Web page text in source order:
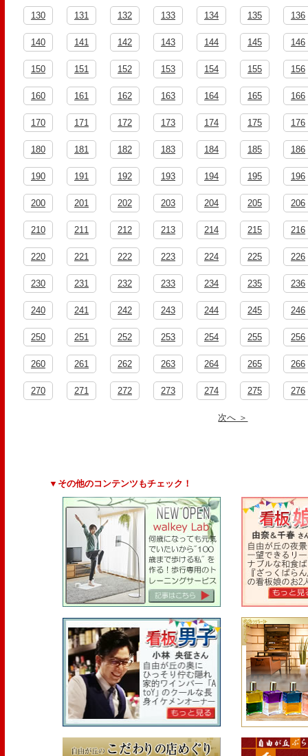
130 131 132 133 134 135 136
140 141 142 143 144 145 146
150 151 152 153 154 155 156
160 161 162 163 164 165 166
170 171 172 173 174 175 176
180 181 182 183 184 185 186
190 191 192 193 194 195 196
200 201 202 203 204 205 206
210 211 212 213 214 215 216
220 221 222 223 224 225 226
230 231 232 233 234 235 236
240 241 242 243 244 245 246
250 251 252 253 254 255 256
260 261 262 263 264 265 266
270 271 272 273 274 275 276
次へ ＞
▼その他のコンテンツもチェック！